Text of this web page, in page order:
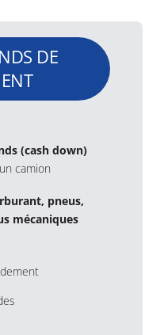
DE
(cash down)
camion
pneus,
mécaniques